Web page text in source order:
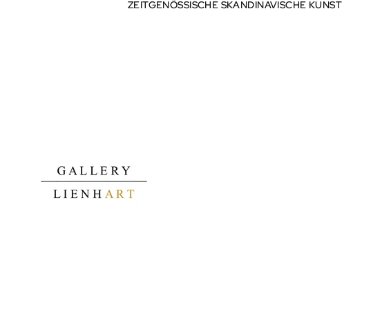
ZEITGENÖSSISCHE SKANDINAVISCHE KUNST
ZEITGENÖSSISCHE SKANDINAVISCHE KUNST